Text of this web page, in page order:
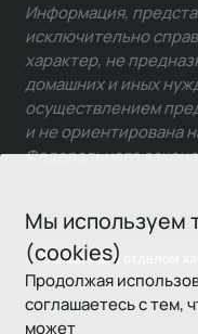
Мы используем
(cookies)
Продолжая
соглашаетесь с тем,
может
Связаться с отделом
Информация,
исключительно
характер, не
домашних и иных
осуществлением
и не ориентирована
Федерального